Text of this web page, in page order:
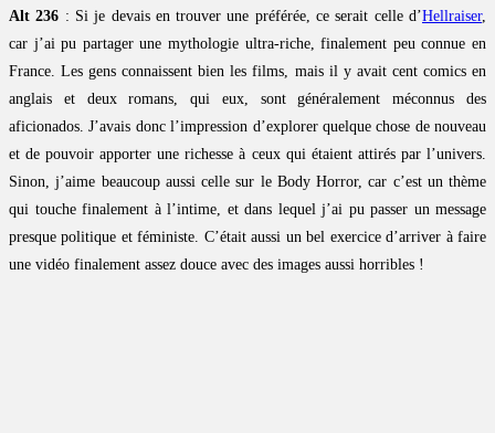
Alt 236 : Si je devais en trouver une préférée, ce serait celle d’Hellraiser,
car j’ai pu partager une mythologie ultra-riche, finalement peu connue en
France. Les gens connaissent bien les films, mais il y avait cent comics en
anglais et deux romans, qui eux, sont généralement méconnus des
aficionados. J’avais donc l’impression d’explorer quelque chose de nouveau
et de pouvoir apporter une richesse à ceux qui étaient attirés par l’univers.
Sinon, j’aime beaucoup aussi celle sur le Body Horror, car c’est un thème
qui touche finalement à l’intime, et dans lequel j’ai pu passer un message
presque politique et féministe. C’était aussi un bel exercice d’arriver à faire
une vidéo finalement assez douce avec des images aussi horribles !